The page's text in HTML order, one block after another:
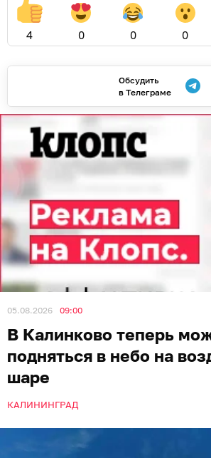
4 0 0 0
Обсудить
в Телеграме
05.08.2026 09:00
В Калинково теперь
подняться в небо на
шаре
КАЛИНИНГРАД